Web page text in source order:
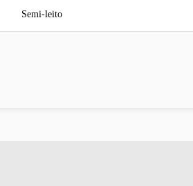
Semi-leito